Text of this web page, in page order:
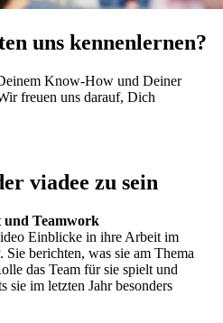
uns kennenlernen?
Know-How und Deiner
freuen uns darauf, Dich
viadee zu sein
und Teamwork
Einblicke in ihre Arbeit im
berichten, was sie am Thema
das Team für sie spielt und
sie im letzten Jahr besonders